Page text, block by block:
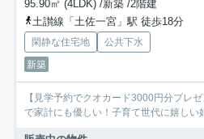
95.90㎡ (4LDK) /新築 /2階建
土讃線「土佐一宮」駅 徒歩18分
閑静な住宅地
公共下水
新築
【見学予約でクオカード3000円分プレゼント】 太陽光発電
で家計にも優しい！子育て世代に嬉しい